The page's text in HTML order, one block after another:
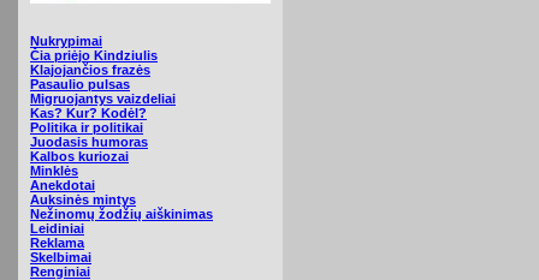
Nukrypimai
Čia priėjo Kindziulis
Klajojančios frazės
Pasaulio pulsas
Migruojantys vaizdeliai
Kas? Kur? Kodėl?
Politika ir politikai
Juodasis humoras
Kalbos kuriozai
Minklės
Anekdotai
Auksinės mintys
Nežinomų žodžių aiškinimas
Leidiniai
Reklama
Skelbimai
Renginiai